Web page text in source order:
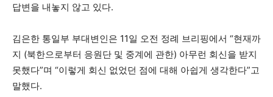
답변을 내놓지 않고 있다.
김은한 통일부 부대변인은 11일 오전 정례 브리핑에서 “현재까
지 (북한으로부터 응원단 및 중계에 관한) 아무런 회신을 받지
못했다”며 “이렇게 회신 없었던 점에 대해 아쉽게 생각한다”고
말했다.